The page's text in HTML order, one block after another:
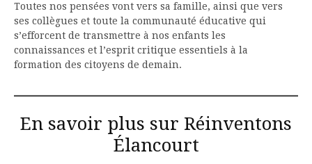
Toutes nos pensées vont vers sa famille, ainsi que vers
ses collègues et toute la communauté éducative qui
s’efforcent de transmettre à nos enfants les
connaissances et l’esprit critique essentiels à la
formation des citoyens de demain.
En savoir plus sur Réinventons
Élancourt